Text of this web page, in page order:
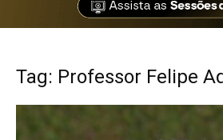
Tag: Professor Felipe